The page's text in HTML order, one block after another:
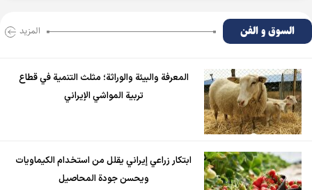
السوق و الفن المزید
المعرفة والبيئة والوراثة؛ مثلث التنمية في قطاع
تربية المواشي الإيراني
ابتكار زراعي إيراني يقلل من استخدام الكيماويات
ويحسن جودة المحاصيل